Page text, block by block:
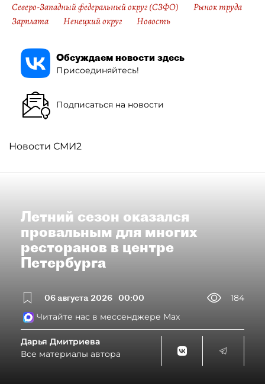
Северо-Западный федеральный округ (СЗФО)
Рынок труда
Зарплата
Ненецкий округ Новость
Обсуждаем новости здесь
Присоединяйтесь!
Подписаться на новости
Новости СМИ2
Летний сезон оказался
провальным для многих
ресторанов в центре
Петербурга
06 августа 2026 00:00
184
Читайте нас в мессенджере Max
Дарья Дмитриева
Все материалы автора